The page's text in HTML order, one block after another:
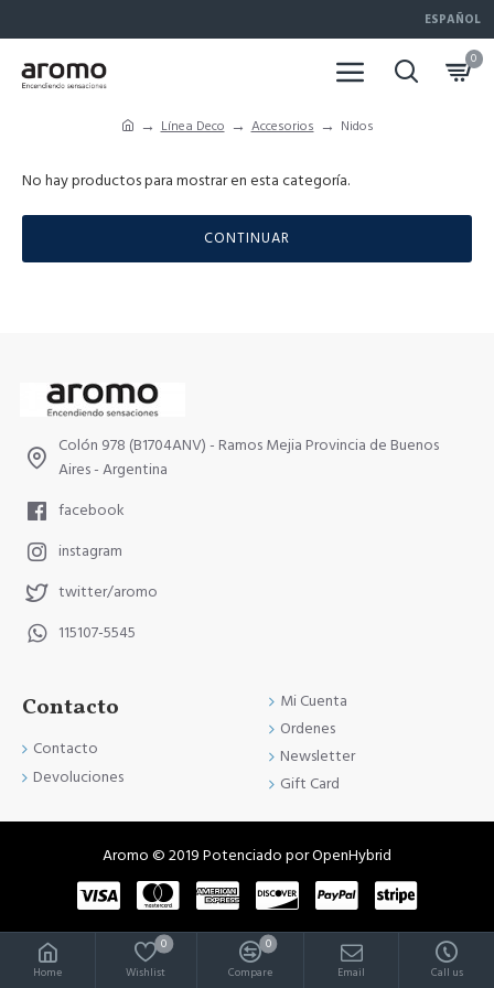
ESPAÑOL
0
Línea Deco Accesorios Nidos
No hay productos para mostrar en esta categoría.
CONTINUAR
Colón 978 (B1704ANV) - Ramos Mejia Provincia de Buenos
Aires - Argentina
facebook
instagram
twitter/aromo
115107-5545
Contacto
Contacto
Devoluciones
Mi Cuenta
Ordenes
Newsletter
Gift Card
Aromo © 2019 Potenciado por OpenHybrid
Home Wishlist
0
Compare
0
Email
Call us